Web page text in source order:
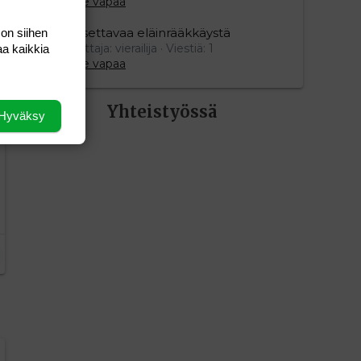
Oksettavaa eläinrääkkäystä
Aloittaja: vierailija
Viestiä: 1
Aihe vapaa
Yhteistyössä
siihen
kaikkia